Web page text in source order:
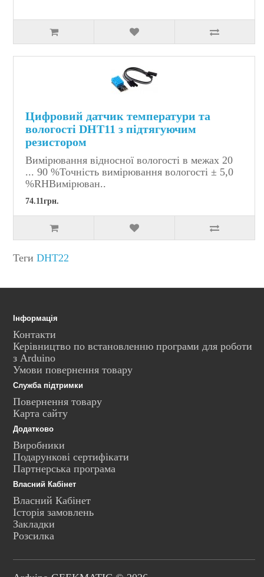
Цифровий датчик температури та
вологості DHT11 з підтягуючим
резистором
Вимірювання відносної вологості в межах 20
... 90 %Точність вимірювання вологості ± 5,0
%RHВимірюван..
74.11грн.
Теги DHT22
Інформація
Контакти
Керівництво по встановленню програми для роботи
з Arduino
Умови повернення товару
Служба підтримки
Повернення товару
Карта сайту
Додатково
Виробники
Подарункові сертифікати
Партнерська програма
Власний Кабінет
Власний Кабінет
Історія замовлень
Закладки
Розсилка